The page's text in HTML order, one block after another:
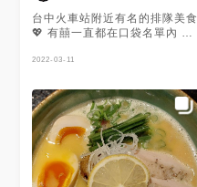
台中火車站附近有名的排隊美食
💖 有囍一直都在口袋名單內 終
點餐機 ‼️注意～～一個人一碗麵
務人員會先帶進去等～ 店內大
概只有八至九個座位 所以要很
有耐心等😅 在外面的時候可以
認真看一下外面列的店內用餐規
則喔～ 入座後等麵同時會先上
小菜碟 可以先吃～ 今天的小菜
是豆腐 飯後水果是柳丁～ 在點
2022-03-11